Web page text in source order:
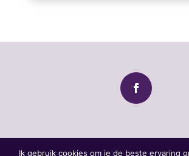
Ik gebruik cookies om je de beste ervaring